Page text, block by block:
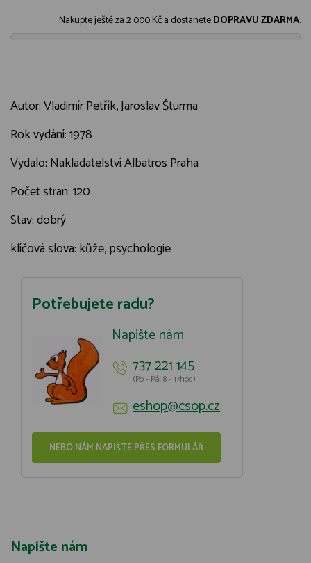
Nakupte ještě za2 000 Kča dostaneteDOPRAVU ZDARMA.
Autor: Vladimír Petřík, Jaroslav Šturma
Rok vydání: 1978
Vydalo: Nakladatelství Albatros Praha
Počet stran: 120
Stav: dobrý
klíčová slova: kůže, psychologie
Potřebujete radu?
Napište nám
737 221 145
(Po - Pá: 8 - 17hod)
eshop@csop.cz
NEBO NÁM NAPIŠTE PŘES FORMULÁŘ
Napište nám